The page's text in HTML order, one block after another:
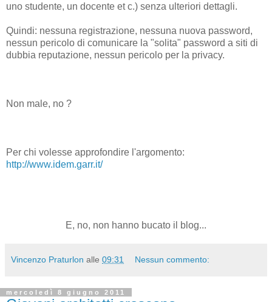
uno studente, un docente et c.) senza ulteriori dettagli.
Quindi: nessuna registrazione, nessuna nuova password,
nessun pericolo di comunicare la "solita" password a siti di
dubbia reputazione, nessun pericolo per la privacy.
Non male, no ?
Per chi volesse approfondire l'argomento:
http://www.idem.garr.it/
E, no, non hanno bucato il blog...
Vincenzo Praturlon alle 09:31 Nessun commento:
mercoledì 8 giugno 2011